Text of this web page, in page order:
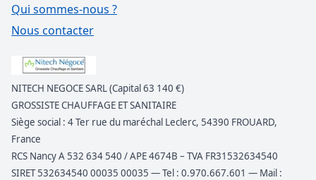
Qui sommes-nous ?
Nous contacter
NITECH NEGOCE SARL (Capital 63 140 €)
GROSSISTE CHAUFFAGE ET SANITAIRE
Siège social : 4 Ter rue du maréchal Leclerc, 54390 FROUARD,
France
RCS Nancy A 532 634 540 / APE 4674B – TVA FR31532634540
SIRET 532634540 00035 00035 — Tel : 0.970.667.601 — Mail :